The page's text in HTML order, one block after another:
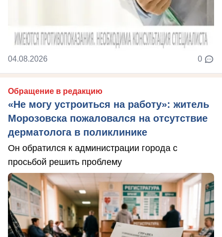
04.08.2026 0
Обращение в редакцию
«Не могу устроиться на работу»: житель
Морозовска пожаловался на отсутствие
дерматолога в поликлинике
Он обратился к администрации города с
просьбой решить проблему